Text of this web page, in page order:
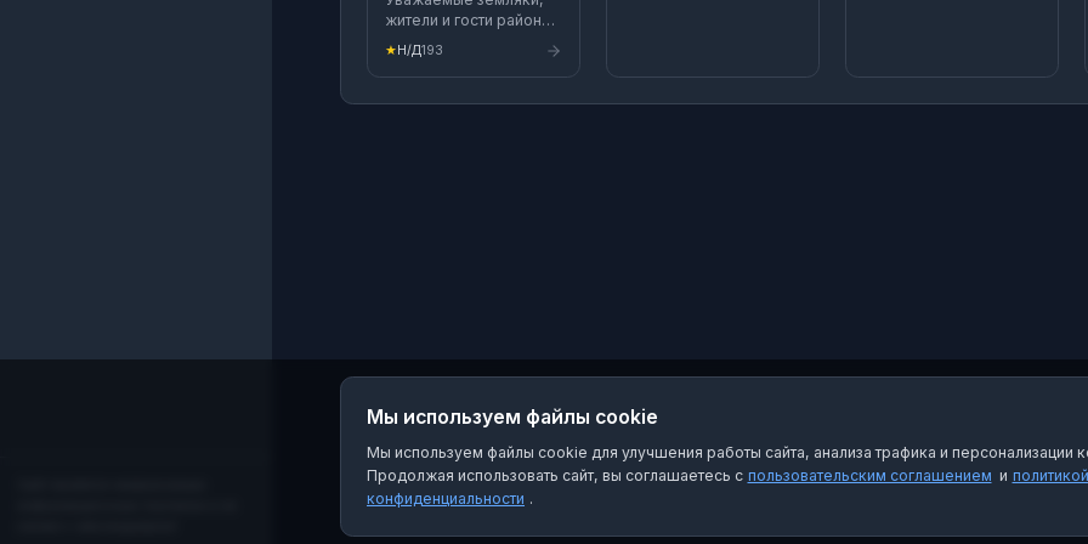
края
жители и гости района,
приветствуем Вас на
канале Администрации
Павловского района в
MAX ! Здесь мы будем
★ Н/Д193
https://pavl23.ru/.
Мы используем файлы cookie
Мы используем файлы cookie для улучшения работы сайта, анализа трафика и персонализации
Продолжая использовать сайт, вы соглашаетесь с пользовательским соглашением и политикой
конфиденциальности .